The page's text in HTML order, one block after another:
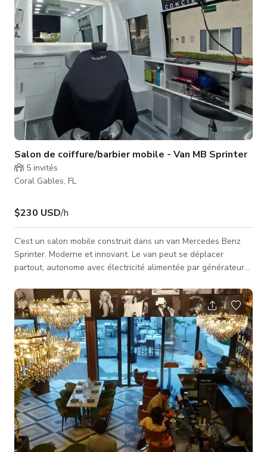
Salon de coiffure/barbier mobile - Van MB Sprinter
5 invités
Coral Gables, FL
$230 USD/h
C’est un salon mobile construit dans un van Mercedes Benz
Sprinter. Moderne et innovant. Le van peut se déplacer
partout, autonome avec électricité alimentée par générateur